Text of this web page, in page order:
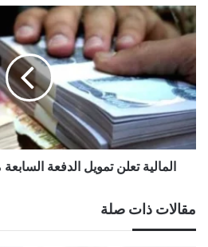
المالية
تعلن
تمويل
الدفعة
السابعة
من
مستحقات
الفلاحين
المالية تعلن تمويل الدفعة
مقالات ذات صلة